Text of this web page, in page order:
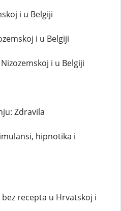
i u Belgiji
i u Belgiji
i u Belgiji
Zdravila
hipnotika i
recepta u Hrvatskoj i